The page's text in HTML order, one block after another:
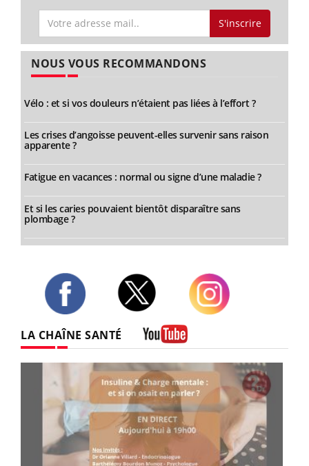
S'inscrire
NOUS VOUS RECOMMANDONS
Vélo : et si vos douleurs n’étaient pas liées à l’effort ?
Les crises d’angoisse peuvent-elles survenir sans raison
apparente ?
Fatigue en vacances : normal ou signe d’une maladie ?
Et si les caries pouvaient bientôt disparaître sans
plombage ?
LA CHAÎNE SANTÉ